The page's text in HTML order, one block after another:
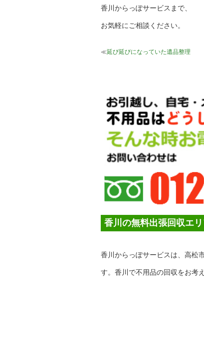
香川からっぽサービスまで、
お気軽にご相談ください。
≪延び延びになっていた遺品整理
香川の無料出張回収エ
香川からっぽサービスは、高松
す。香川で不用品の回収をお考